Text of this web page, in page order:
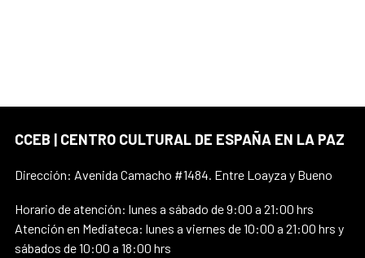
CCEB | CENTRO CULTURAL DE ESPAÑA EN LA PAZ
Dirección: Avenida Camacho #1484. Entre Loayza y Bueno
Horario de atención: lunes a sábado de 9:00 a 21:00 hrs
Atención en Mediateca: lunes a viernes de 10:00 a 21:00 hrs y
sábados de 10:00 a 18:00 hrs